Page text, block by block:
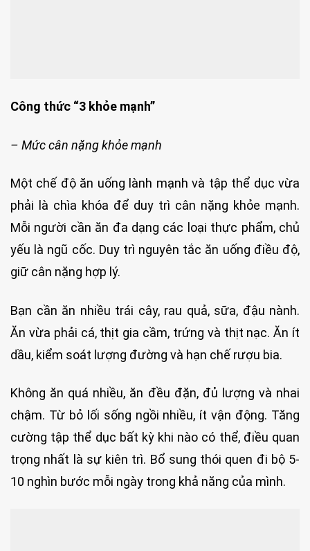
Công thức “3 khỏe mạnh”
– Mức cân nặng khỏe mạnh
Một chế độ ăn uống lành mạnh và tập thể dục vừa
phải là chìa khóa để duy trì cân nặng khỏe mạnh.
Mỗi người cần ăn đa dạng các loại thực phẩm, chủ
yếu là ngũ cốc. Duy trì nguyên tắc ăn uống điều độ,
giữ cân nặng hợp lý.
Bạn cần ăn nhiều trái cây, rau quả, sữa, đậu nành.
Ăn vừa phải cá, thịt gia cầm, trứng và thịt nạc. Ăn ít
dầu, kiểm soát lượng đường và hạn chế rượu bia.
Không ăn quá nhiều, ăn đều đặn, đủ lượng và nhai
chậm. Từ bỏ lối sống ngồi nhiều, ít vận động. Tăng
cường tập thể dục bất kỳ khi nào có thể, điều quan
trọng nhất là sự kiên trì. Bổ sung thói quen đi bộ 5-
10 nghìn bước mỗi ngày trong khả năng của mình.